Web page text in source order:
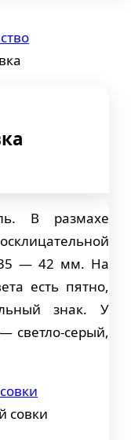
В размахе
35 — 42 мм. На
есть пятно,
знак. У
светло-серый,
совки